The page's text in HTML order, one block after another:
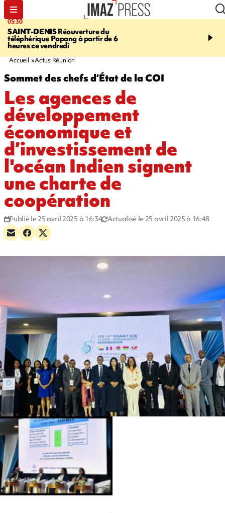
05:30
SAINT-DENISRéouverture du
téléphérique Papang à partir de 6
heures ce vendredi
07:00
Un vendredi
Accueil Actus Réunion
Sommet des chefs d’État de la COI
Les agences de
développement
économique et
d’investissement de
l'océan Indien signent
une charte de
coopération
Publié le 25 avril 2025 à 16:34 Actualisé le 25 avril 2025 à 16:48